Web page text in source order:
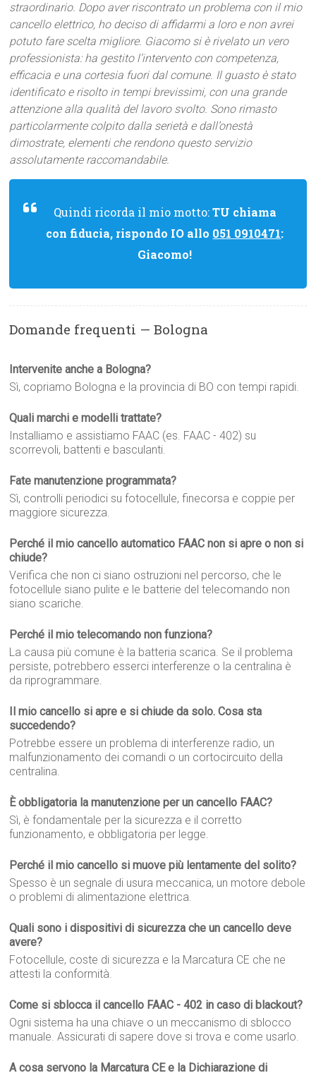
straordinario. Dopo aver riscontrato un problema con il mio
cancello elettrico, ho deciso di affidarmi a loro e non avrei
potuto fare scelta migliore. Giacomo si è rivelato un vero
professionista: ha gestito l’intervento con competenza,
efficacia e una cortesia fuori dal comune. Il guasto è stato
identificato e risolto in tempi brevissimi, con una grande
attenzione alla qualità del lavoro svolto. Sono rimasto
particolarmente colpito dalla serietà e dall’onestà
dimostrate, elementi che rendono questo servizio
assolutamente raccomandabile.
Quindi ricorda il mio motto:TU chiama
con fiducia, rispondo IO allo 051 0910471:
Giacomo!
Domande frequenti — Bologna
Intervenite anche a Bologna?
Sì, copriamo Bologna e la provincia di BO con tempi rapidi.
Quali marchi e modelli trattate?
Installiamo e assistiamo FAAC (es. FAAC - 402) su
scorrevoli, battenti e basculanti.
Fate manutenzione programmata?
Sì, controlli periodici su fotocellule, finecorsa e coppie per
maggiore sicurezza.
Perché il mio cancello automatico FAAC non si apre o non si
chiude?
Verifica che non ci siano ostruzioni nel percorso, che le
fotocellule siano pulite e le batterie del telecomando non
siano scariche.
Perché il mio telecomando non funziona?
La causa più comune è la batteria scarica. Se il problema
persiste, potrebbero esserci interferenze o la centralina è
da riprogrammare.
Il mio cancello si apre e si chiude da solo. Cosa sta
succedendo?
Potrebbe essere un problema di interferenze radio, un
malfunzionamento dei comandi o un cortocircuito della
centralina.
È obbligatoria la manutenzione per un cancello FAAC?
Sì, è fondamentale per la sicurezza e il corretto
funzionamento, e obbligatoria per legge.
Perché il mio cancello si muove più lentamente del solito?
Spesso è un segnale di usura meccanica, un motore debole
o problemi di alimentazione elettrica.
Quali sono i dispositivi di sicurezza che un cancello deve
avere?
Fotocellule, coste di sicurezza e la Marcatura CE che ne
attesti la conformità.
Come si sblocca il cancello FAAC - 402 in caso di blackout?
Ogni sistema ha una chiave o un meccanismo di sblocco
manuale. Assicurati di sapere dove si trova e come usarlo.
A cosa servono la Marcatura CE e la Dichiarazione di